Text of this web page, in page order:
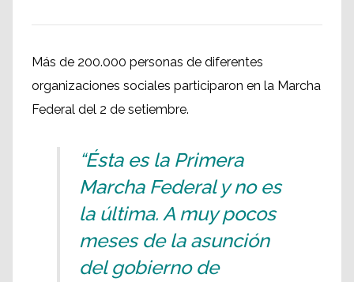
Más de 200.000 personas de diferentes
organizaciones sociales participaron en la Marcha
Federal del 2 de setiembre.
“Ésta es la Primera
Marcha Federal y no es
la última. A muy pocos
meses de la asunción
del gobierno de